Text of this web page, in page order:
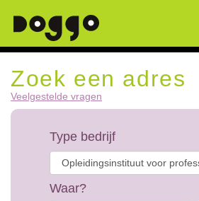
Zoek een adres
Veelgestelde vragen
Type bedrijf
Waar?